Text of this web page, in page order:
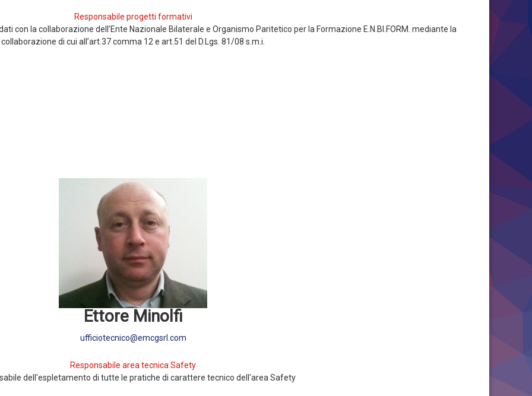
Responsabile progetti formativi
con la collaborazione dell’Ente Nazionale Bilaterale e Organismo Paritetico per la Formazione E.N.BI.FORM. mediante la
collaborazione di cui all’art.37 comma 12 e art.51 del D.Lgs. 81/08 s.m.i.
Ettore Minolfi
ufficiotecnico@emcgsrl.com
Responsabile area tecnica Safety
dell'espletamento di tutte le pratiche di carattere tecnico dell'area Safety